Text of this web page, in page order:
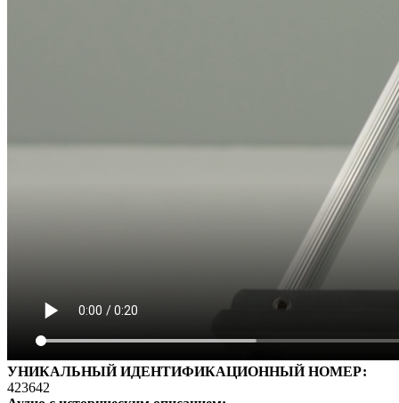
УНИКАЛЬНЫЙ ИДЕНТИФИКАЦИОННЫЙ НОМЕР:
423642